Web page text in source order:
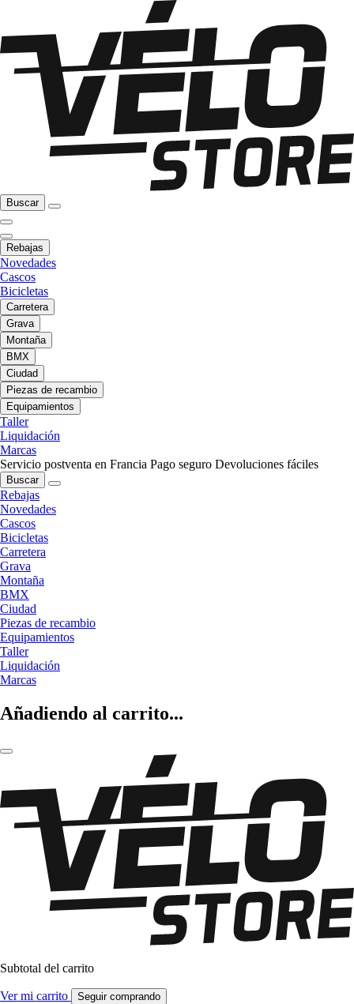
Buscar
Rebajas
Novedades
Cascos
Bicicletas
Carretera
Grava
Montaña
BMX
Ciudad
Piezas de recambio
Equipamientos
Taller
Liquidación
Marcas
Servicio postventa en Francia Pago seguro Devoluciones fáciles
Buscar
Rebajas
Novedades
Cascos
Bicicletas
Carretera
Grava
Montaña
BMX
Ciudad
Piezas de recambio
Equipamientos
Taller
Liquidación
Marcas
Añadiendo al carrito...
Subtotal del carrito
Ver mi carrito Seguir comprando